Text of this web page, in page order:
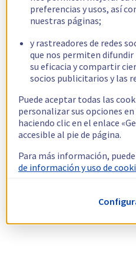
preferencias y usos, así
nuestras páginas;
y rastreadores de redes
que nos permiten
su eficacia y compartir
socios publicitarios y las
Puede aceptar todas las
personalizar sus opciones
haciendo clic en el enlace
accesible al pie de página.
Para más información,
de información y uso de